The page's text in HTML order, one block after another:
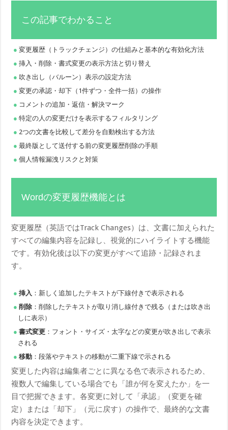
この記事でわかること
変更履歴（トラックチェンジ）の仕組みと基本的な有効化方法
挿入・削除・書式変更の表示方法と切り替え
吹き出し（バルーン）表示の設定方法
変更の承認・却下（1件ずつ・全件一括）の操作
コメントの追加・返信・解決マーク
特定の人の変更だけを表示するフィルタリング
2つの文書を比較して差分を自動検出する方法
最終版として送付する前の変更履歴削除の手順
個人情報漏洩リスクと対策
Wordの変更履歴機能とは
変更履歴（英語ではTrack Changes）は、文書に加えられた
すべての編集内容を記録し、視覚的にハイライトする機能
です。有効化後は以下の変更がすべて追跡・記録されま
す。
挿入 ：新しく追加したテキストが下線付きで表示される
削除 ：削除したテキストが取り消し線付きで残る（または吹き出
しに表示）
書式変更 ：フォント・サイズ・太字などの変更が吹き出しで表示
される
移動 ：段落やテキストの移動が二重下線で示される
変更した内容は編集者ごとに異なる色で表示されるため、
複数人で編集している場合でも「誰が何を変えたか」を一
目で把握できます。各変更に対して「承認」（変更を確
定）または「却下」（元に戻す）の操作で、最終的な文書
内容を決定できます。